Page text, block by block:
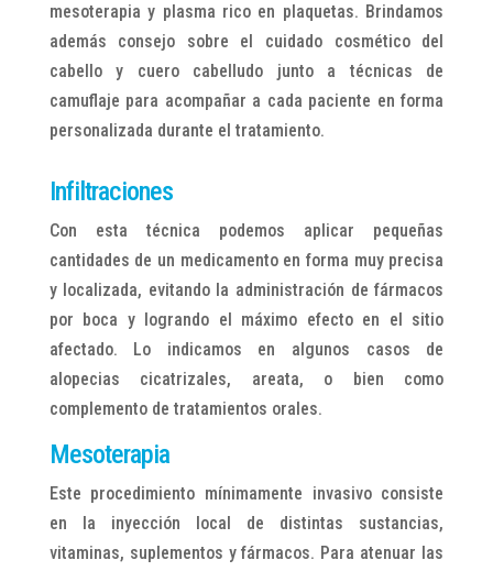
mesoterapia y plasma rico en plaquetas. Brindamos
además consejo sobre el cuidado cosmético del
cabello y cuero cabelludo junto a técnicas de
camuflaje para acompañar a cada paciente en forma
personalizada durante el tratamiento.
Infiltraciones
Con esta técnica podemos aplicar pequeñas
cantidades de un medicamento en forma muy precisa
y localizada, evitando la administración de fármacos
por boca y logrando el máximo efecto en el sitio
afectado. Lo indicamos en algunos casos de
alopecias cicatrizales, areata, o bien como
complemento de tratamientos orales.
Mesoterapia
Este procedimiento mínimamente invasivo consiste
en la inyección local de distintas sustancias,
vitaminas, suplementos y fármacos. Para atenuar las